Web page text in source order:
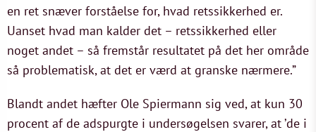
en ret snæver forståelse for, hvad retssikkerhed er.
Uanset hvad man kalder det – retssikkerhed eller
noget andet – så fremstår resultatet på det her område
så problematisk, at det er værd at granske nærmere.”
Blandt andet hæfter Ole Spiermann sig ved, at kun 30
procent af de adspurgte i undersøgelsen svarer, at ’de i